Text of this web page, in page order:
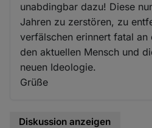
unabdingbar dazu! Diese
Jahren zu zerstören, zu
verfälschen erinnert fatal an
den aktuellen Mensch und
neuen Ideologie.
Grüße
Diskussion anzeigen